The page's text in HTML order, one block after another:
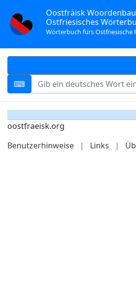
Oostfräisk
Ostfriesisches
Wörterbuch fürs Ostfriesische
oostfraeisk.org
Benutzerhinweise
| Links |